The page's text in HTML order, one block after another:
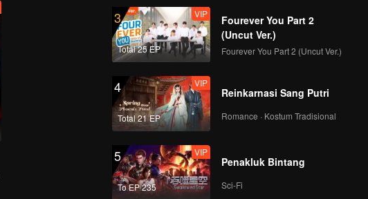
199
201
VIP
202
203
VIP
204
VIP
205
VIP
207
VIP
208
3
Total 25 EP
VIP
Fourever You Part 2
(Uncut Ver.)
Fourever You Part 2 (Uncut Ver.)
4
Total 21 EP
VIP
Reinkarnasi Sang Putri
Romance · Kostum Tradisional
5
To EP 235
VIP
Penakluk Bintang
Sci-Fi